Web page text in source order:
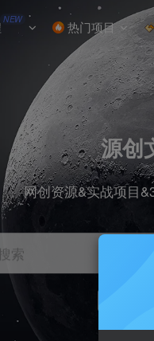
NEW 热门项目
源创
网创资源&实战项目
索